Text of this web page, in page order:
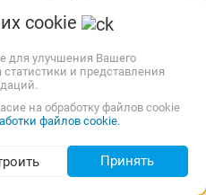
(85)
cookie
для улучшения Вашего
статистики и представления
на обработку файлов cookie
файлов cookie.
Принять